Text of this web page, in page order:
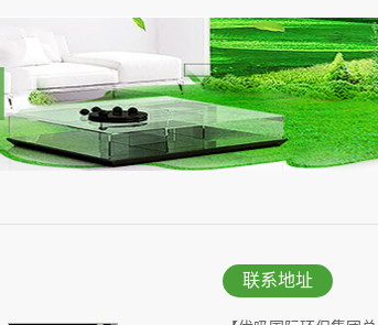
内空气净化品牌集群执行主席顾士明等领导与众多专业、学者、
同探讨”车内环境“、”健康出行“等问题。 健康汽车是一个全
，安全性便利性更为突出的私家车出行，越来越成为新形势下
正逐渐从过去的工作所需逐步过渡到人的“第三生活空间”，未
者新的需求和新的要求。钟南山院士主旨演讲 钟南山院士在
以PPT 的形式从专业的视角对《关注车内环境，倡导健康出行》
联系地址